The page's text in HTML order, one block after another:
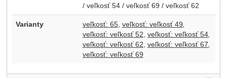
/ veľkosť 54 / veľkosť 69 / veľkosť 62
Varianty veľkosť: 65 veľkosť: veľkosť 49
veľkosť: veľkosť 52 veľkosť: veľkosť 54
veľkosť: veľkosť 62 veľkosť: veľkosť 67
veľkosť: veľkosť 69